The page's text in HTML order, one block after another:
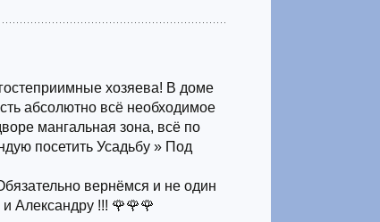
хозяева! В доме
абсолютно всё необходимое
мангальная зона, всё по
посетить Усадьбу » Под
вернёмся и не один
Александру !!! 🌹🌹🌹